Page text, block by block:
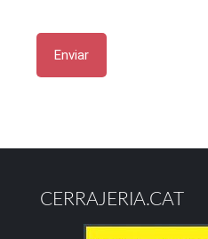
CERRAJERIA.CAT